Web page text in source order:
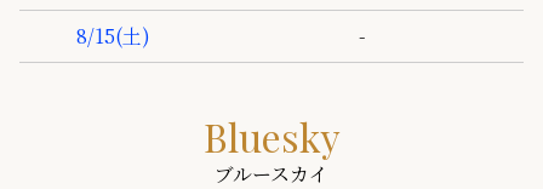
8/15(土) -
Bluesky
ブルースカイ